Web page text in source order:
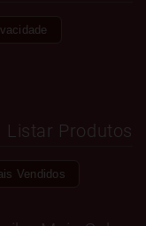
Listar Produtos
Vendidos